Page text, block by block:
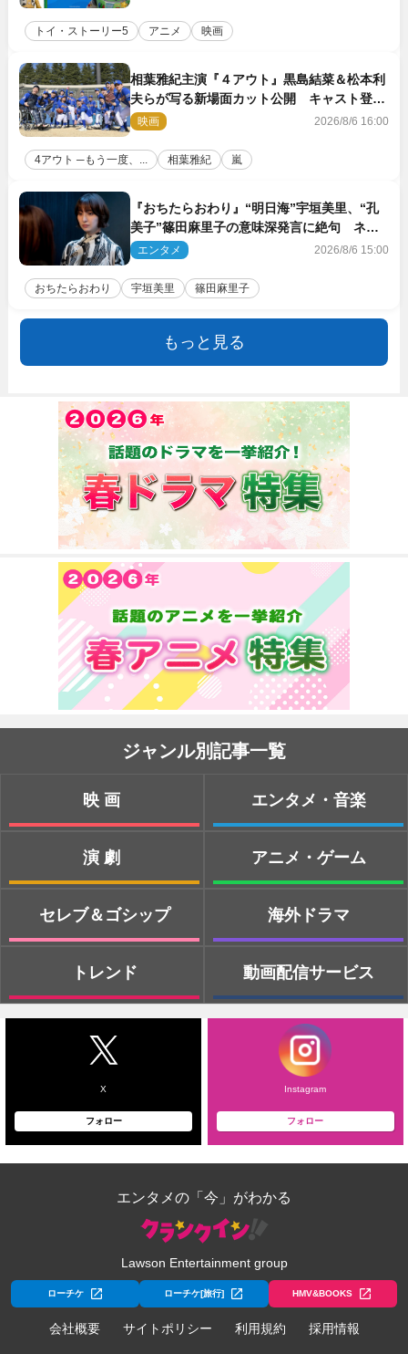
トイ・ストーリー5 アニメ 映画
相葉雅紀主演『４アウト』黒島結菜＆松本利
夫らが写る新場面カット公開 キャスト登壇
イベントも決定
映画 2026/8/6 16:00
4アウト ─もう一度、... 相葉雅紀 嵐
『おちたらおわり』“明日海”宇垣美里、“孔
美子”篠田麻里子の意味深発言に絶句 ネッ
ト驚き「まさか」「意外な展開」
エンタメ 2026/8/6 15:00
おちたらおわり 宇垣美里 篠田麻里子
もっと見る
ジャンル別記事一覧
映画
演劇
セレブ＆ゴシップ
トレンド
エンタメ・音楽
アニメ・ゲーム
海外ドラマ
動画配信サービス
X
フォロー
Instagram
フォロー
エンタメの「今」がわかる
Lawson Entertainment group
ローチケ ローチケ[旅行] HMV&BOOKS
会社概要 サイトポリシー 利用規約 採用情報